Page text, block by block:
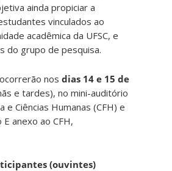
ainda propiciar a
vinculados ao
acadêmica da UFSC, e
do grupo de pesquisa.
nosdias 14 e 15 de
e tardes), no mini-auditório
e Ciências Humanas (CFH) e
anexo ao CFH,
(ouvintes)